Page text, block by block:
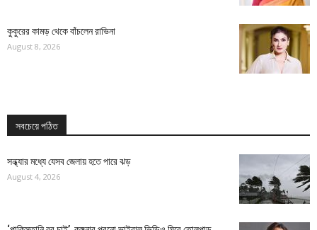
কুকুরের কামড় থেকে বাঁচলেন রাভিনা
August 8, 2026
সবচেয়ে পঠিত
সন্ধ্যার মধ্যে যেসব জেলায় হতে পারে ঝড়
August 4, 2026